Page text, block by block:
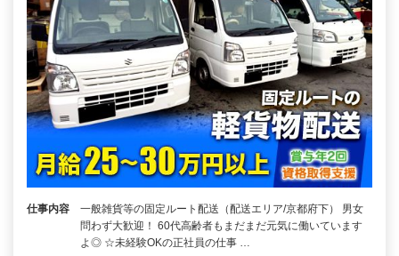
仕事内容
一般雑貨等の固定ルート配送（配送エリア/京都府下） 男女
問わず大歓迎！ 60代高齢者もまだまだ元気に働いています
よ◎ ☆未経験OKの正社員の仕事 …